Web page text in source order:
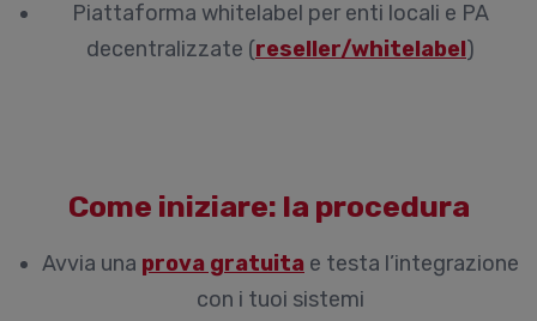
Piattaforma whitelabel per enti locali e PA
decentralizzate (reseller/whitelabel)
Come iniziare: la procedura
Avvia una prova gratuita e testa l’integrazione
con i tuoi sistemi